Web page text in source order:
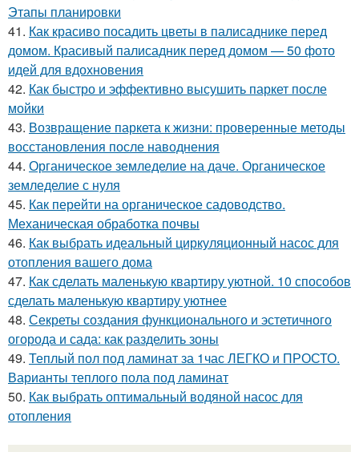
Этапы планировки
41. Как красиво посадить цветы в палисаднике перед
домом. Красивый палисадник перед домом — 50 фото
идей для вдохновения
42. Как быстро и эффективно высушить паркет после
мойки
43. Возвращение паркета к жизни: проверенные методы
восстановления после наводнения
44. Органическое земледелие на даче. Органическое
земледелие с нуля
45. Как перейти на органическое садоводство.
Механическая обработка почвы
46. Как выбрать идеальный циркуляционный насос для
отопления вашего дома
47. Как сделать маленькую квартиру уютной. 10 способов
сделать маленькую квартиру уютнее
48. Секреты создания функционального и эстетичного
огорода и сада: как разделить зоны
49. Теплый пол под ламинат за 1час ЛЕГКО и ПРОСТО.
Варианты теплого пола под ламинат
50. Как выбрать оптимальный водяной насос для
отопления